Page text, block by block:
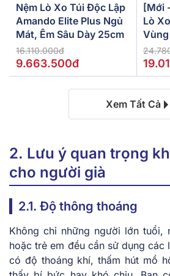
Nệm Lò Xo Túi Độc Lập
Amando Elite Plus Ngủ
Mát, Êm Sâu Dày 25cm
16.110.000đ
9.663.500đ
[Mới
Lò
Xem Tất Cả
2. Lưu ý quan trọng
cho người già
2.1. Độ thông thoáng
Không chỉ những người lớn tuổi,
hoặc trẻ em đều cần sử dụng các
có độ thoáng khí, thấm hút mồ